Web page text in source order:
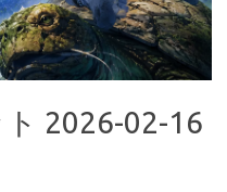
2026-02-16